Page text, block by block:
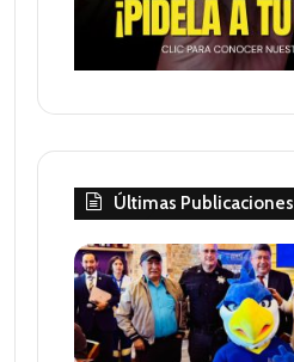
Últimas Publicaciones